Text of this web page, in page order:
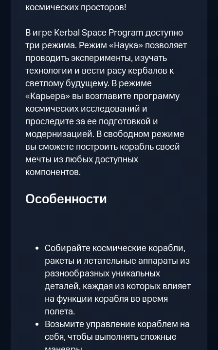
космических просторов!
В игре Kerbal Space Program доступно
три режима. Режим «Наука» позволяет
проводить эксперименты, изучать
технологии и вести расу кербалов к
светлому будущему. В режиме
«Карьера» вы возглавите программу
космических исследований и
проследите за ее подготовкой и
модернизацией. В свободном режиме
вы сможете построить корабль своей
мечты из любых доступных
компонентов.
Особенности
Собирайте космические корабли,
ракеты и летательные аппараты из
разнообразных уникальных
деталей, каждая из которых влияет
на функции корабля во время
полета.
Возьмите управление кораблем на
себя, чтобы выполнять сложные